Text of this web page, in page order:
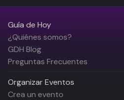
Guía de Hoy
¿Quiénes somos?
GDH Blog
Preguntas Frecuentes
Organizar Eventos
Crea un evento